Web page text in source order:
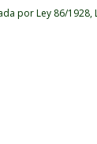
por Ley 86/1928,